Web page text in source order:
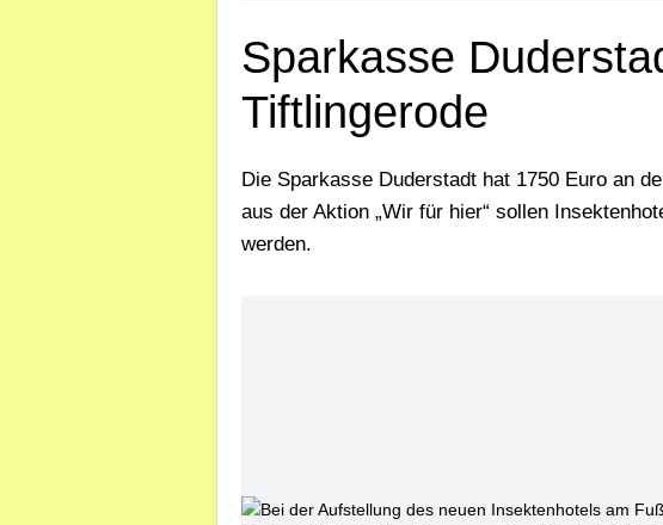
Sparkasse
Tiftlingerode
Die Sparkasse Duderstadt hat 1750 Euro an
aus der Aktion „Wir für hier“ sollen
werden.